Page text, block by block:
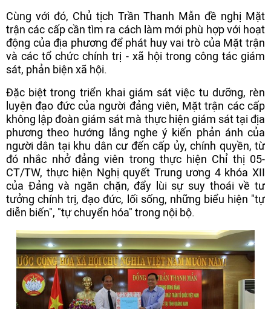
Cùng với đó, Chủ tịch Trần Thanh Mẫn đề nghị Mặt
trận các cấp cần tìm ra cách làm mới phù hợp với hoạt
động của địa phương để phát huy vai trò của Mặt trận
và các tổ chức chính trị - xã hội trong công tác giám
sát, phản biện xã hội.
Đặc biệt trong triển khai giám sát việc tu dưỡng, rèn
luyện đạo đức của người đảng viên, Mặt trận các cấp
không lập đoàn giám sát mà thực hiện giám sát tại địa
phương theo hướng lắng nghe ý kiến phản ánh của
người dân tại khu dân cư đến cấp ủy, chính quyền, từ
đó nhắc nhở đảng viên trong thực hiện Chỉ thị 05-
CT/TW, thực hiện Nghị quyết Trung ương 4 khóa XII
của Đảng và ngăn chặn, đẩy lùi sự suy thoái về tư
tưởng chính trị, đạo đức, lối sống, những biểu hiện "tự
diễn biến", "tự chuyển hóa" trong nội bộ.